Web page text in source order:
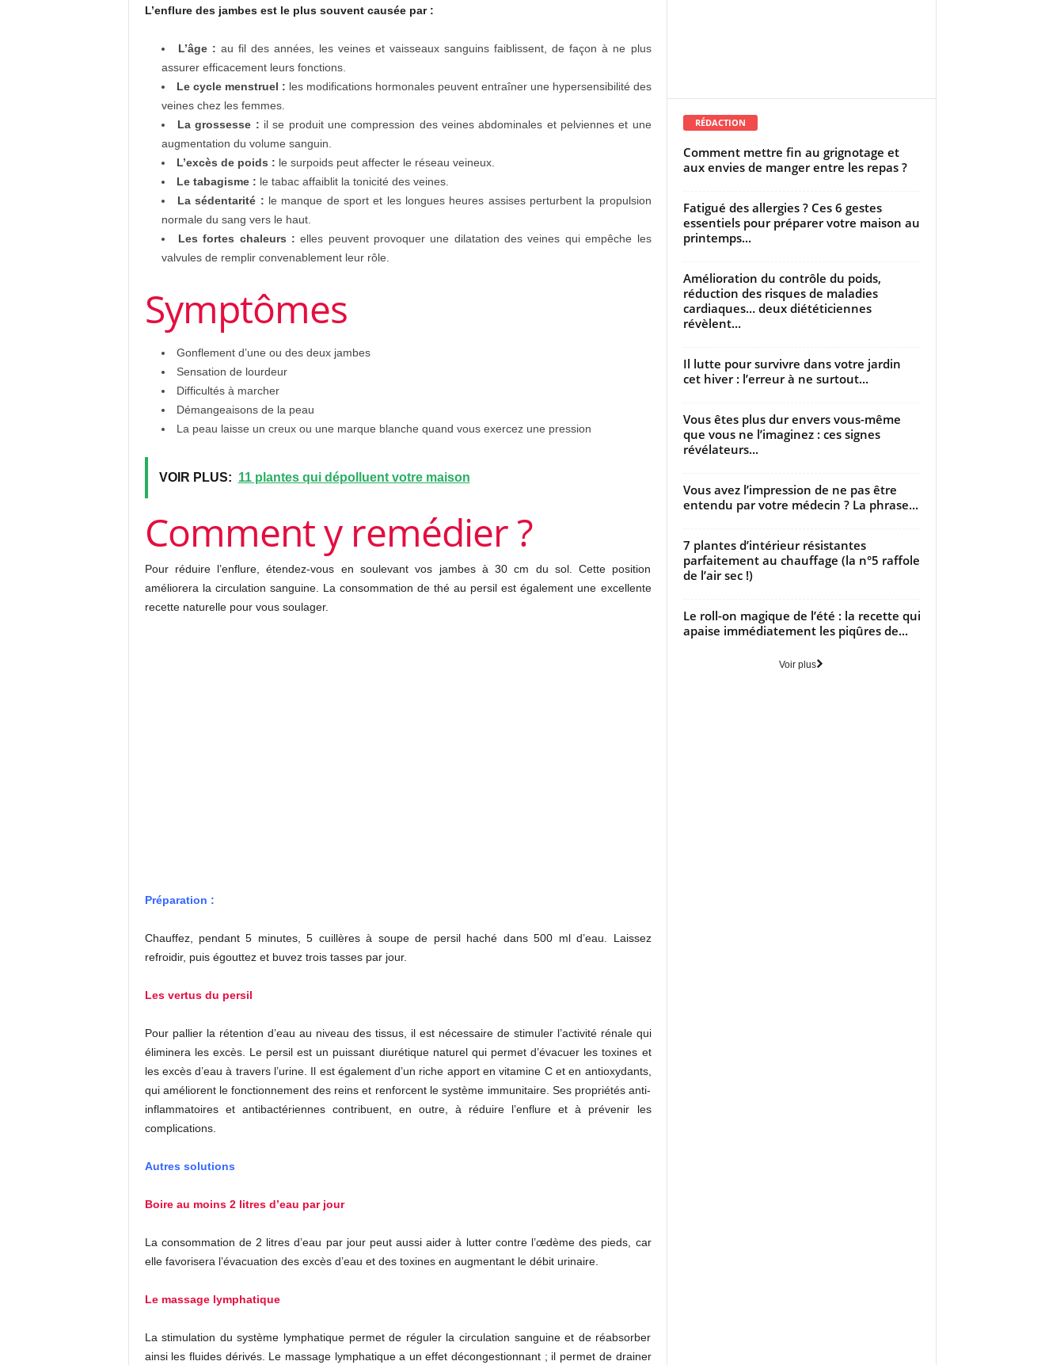
L’enflure des jambes est le plus souvent causée par :
L’âge : au fil des années, les veines et vaisseaux sanguins faiblissent, de façon à ne plus
assurer efficacement leurs fonctions.
Le cycle menstruel : les modifications hormonales peuvent entraîner une hypersensibilité des
veines chez les femmes.
La grossesse : il se produit une compression des veines abdominales et pelviennes et une
augmentation du volume sanguin.
L’excès de poids : le surpoids peut affecter le réseau veineux.
Le tabagisme : le tabac affaiblit la tonicité des veines.
La sédentarité : le manque de sport et les longues heures assises perturbent la propulsion
normale du sang vers le haut.
Les fortes chaleurs : elles peuvent provoquer une dilatation des veines qui empêche les
valvules de remplir convenablement leur rôle.
Symptômes
Gonflement d’une ou des deux jambes
Sensation de lourdeur
Difficultés à marcher
Démangeaisons de la peau
La peau laisse un creux ou une marque blanche quand vous exercez une pression
VOIR PLUS: 11 plantes qui dépolluent votre maison
Comment y remédier ?
Pour réduire l’enflure, étendez-vous en soulevant vos jambes à 30 cm du sol. Cette position
améliorera la circulation sanguine. La consommation de thé au persil est également une excellente
recette naturelle pour vous soulager.
Préparation :
Chauffez, pendant 5 minutes, 5 cuillères à soupe de persil haché dans 500 ml d’eau. Laissez
refroidir, puis égouttez et buvez trois tasses par jour.
Les vertus du persil
Pour pallier la rétention d’eau au niveau des tissus, il est nécessaire de stimuler l’activité rénale qui
éliminera les excès. Le persil est un puissant diurétique naturel qui permet d’évacuer les toxines et
les excès d’eau à travers l’urine. Il est également d’un riche apport en vitamine C et en antioxydants,
qui améliorent le fonctionnement des reins et renforcent le système immunitaire. Ses propriétés anti-
inflammatoires et antibactériennes contribuent, en outre, à réduire l’enflure et à prévenir les
complications.
Autres solutions
Boire au moins 2 litres d’eau par jour
La consommation de 2 litres d’eau par jour peut aussi aider à lutter contre l’œdème des pieds, car
elle favorisera l’évacuation des excès d’eau et des toxines en augmentant le débit urinaire.
Le massage lymphatique
La stimulation du système lymphatique permet de réguler la circulation sanguine et de réabsorber
ainsi les fluides dérivés. Le massage lymphatique a un effet décongestionnant ; il permet de drainer
RÉDACTION
Comment mettre fin au grignotage et
aux envies de manger entre les repas ?
Fatigué des allergies ? Ces 6 gestes
essentiels pour préparer votre maison au
printemps...
Amélioration du contrôle du poids,
réduction des risques de maladies
cardiaques… deux diététiciennes
révèlent...
Il lutte pour survivre dans votre jardin
cet hiver : l’erreur à ne surtout...
Vous êtes plus dur envers vous-même
que vous ne l’imaginez : ces signes
révélateurs...
Vous avez l’impression de ne pas être
entendu par votre médecin ? La phrase...
7 plantes d’intérieur résistantes
parfaitement au chauffage (la n°5 raffole
de l’air sec !)
Le roll-on magique de l’été : la recette qui
apaise immédiatement les piqûres de...
Voir plus